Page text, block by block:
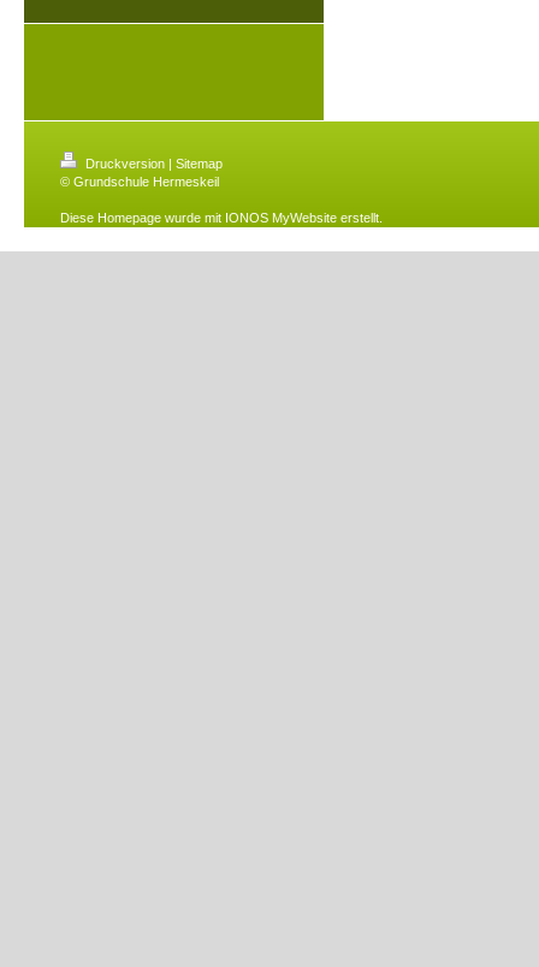
Druckversion | Sitemap
© Grundschule Hermeskeil
Diese Homepage wurde mit IONOS MyWebsite erstellt.